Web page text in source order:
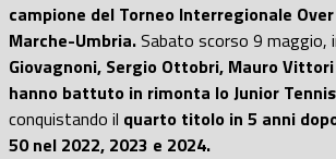
campione del Torneo Interregionale
Marche-Umbria.Sabato scorso 9
Giovagnoni, Sergio Ottobri, Mauro
hanno battuto in rimonta lo Junior
conquistando il quarto titolo in 5 anni
50 nel 2022, 2023 e 2024.